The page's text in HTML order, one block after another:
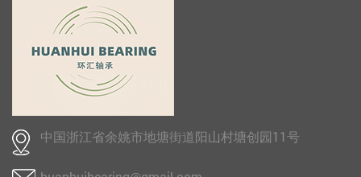
中国浙江省余姚市地塘街道阳山村塘创园11号